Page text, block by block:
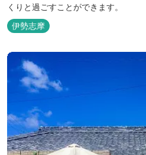
くりと過ごすことができます。
伊勢志摩